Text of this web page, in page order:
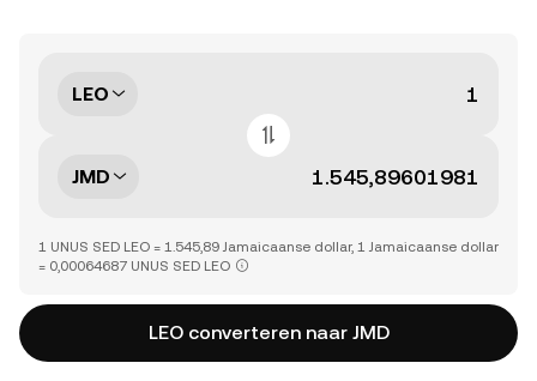
LEO
JMD
1 UNUS SED LEO = 1.545,89 Jamaicaanse dollar, 1 Jamaicaanse dollar
= 0,00064687 UNUS SED LEO
LEO converteren naar JMD